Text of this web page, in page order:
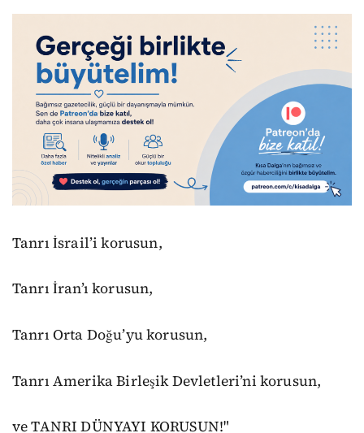
Tanrı İsrail’i korusun,
Tanrı İran’ı korusun,
Tanrı Orta Doğu’yu korusun,
Tanrı Amerika Birleşik Devletleri’ni korusun,
ve TANRI DÜNYAYI KORUSUN!"